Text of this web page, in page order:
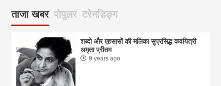
ताजा खबर पोपुलर टरेनडिङ्ग
शब्दो और एहसासों की मलिका सुप्रसिद्ध कवयित्री
अमृता प्रीतम
9 years ago